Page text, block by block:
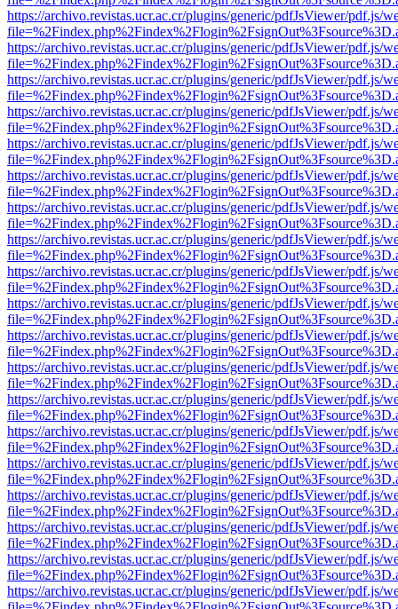
https://archivo.revistas.ucr.ac.cr/plugins/generic/pdfJsViewer/pdf.js/
https://archivo.revistas.ucr.ac.cr/plugins/generic/pdfJsViewer/pdf.js/
https://archivo.revistas.ucr.ac.cr/plugins/generic/pdfJsViewer/pdf.js/
https://archivo.revistas.ucr.ac.cr/plugins/generic/pdfJsViewer/pdf.js/
https://archivo.revistas.ucr.ac.cr/plugins/generic/pdfJsViewer/pdf.js/
https://archivo.revistas.ucr.ac.cr/plugins/generic/pdfJsViewer/pdf.js/
https://archivo.revistas.ucr.ac.cr/plugins/generic/pdfJsViewer/pdf.js/
https://archivo.revistas.ucr.ac.cr/plugins/generic/pdfJsViewer/pdf.js/
https://archivo.revistas.ucr.ac.cr/plugins/generic/pdfJsViewer/pdf.js/
https://archivo.revistas.ucr.ac.cr/plugins/generic/pdfJsViewer/pdf.js/
https://archivo.revistas.ucr.ac.cr/plugins/generic/pdfJsViewer/pdf.js/
https://archivo.revistas.ucr.ac.cr/plugins/generic/pdfJsViewer/pdf.js/
https://archivo.revistas.ucr.ac.cr/plugins/generic/pdfJsViewer/pdf.js/
https://archivo.revistas.ucr.ac.cr/plugins/generic/pdfJsViewer/pdf.js/
https://archivo.revistas.ucr.ac.cr/plugins/generic/pdfJsViewer/pdf.js/
https://archivo.revistas.ucr.ac.cr/plugins/generic/pdfJsViewer/pdf.js/
https://archivo.revistas.ucr.ac.cr/plugins/generic/pdfJsViewer/pdf.js/
https://archivo.revistas.ucr.ac.cr/plugins/generic/pdfJsViewer/pdf.js/
https://archivo.revistas.ucr.ac.cr/plugins/generic/pdfJsViewer/pdf.js/